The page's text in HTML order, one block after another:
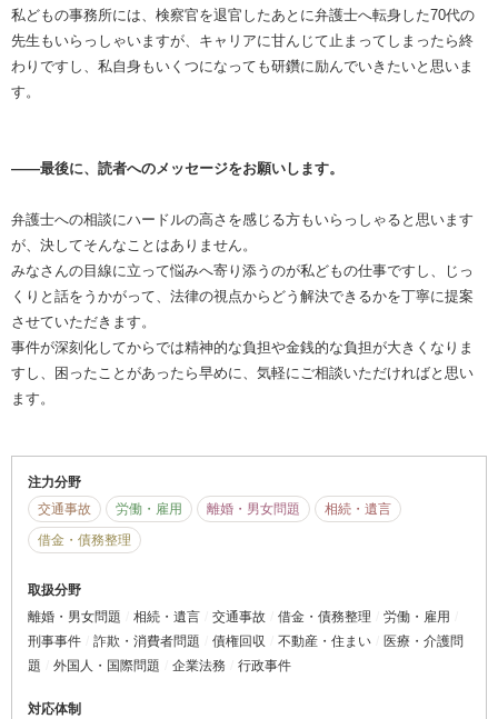
私どもの事務所には、検察官を退官したあとに弁護士へ転身した70代の
先生もいらっしゃいますが、キャリアに甘んじて止まってしまったら終
わりですし、私自身もいくつになっても研鑽に励んでいきたいと思いま
す。
――最後に、読者へのメッセージをお願いします。
弁護士への相談にハードルの高さを感じる方もいらっしゃると思います
が、決してそんなことはありません。
みなさんの目線に立って悩みへ寄り添うのが私どもの仕事ですし、じっ
くりと話をうかがって、法律の視点からどう解決できるかを丁寧に提案
させていただきます。
事件が深刻化してからでは精神的な負担や金銭的な負担が大きくなりま
すし、困ったことがあったら早めに、気軽にご相談いただければと思い
ます。
注力分野
交通事故
労働・雇用 離婚・男女問題
相続・遺言
借金・債務整理
取扱分野
離婚・男女問題
相続・遺言 交通事故 借金・債務整理
労働・雇用
刑事事件
詐欺・消費者問題 債権回収 不動産・住まい
医療・介護問
題
外国人・国際問題 企業法務 行政事件
対応体制